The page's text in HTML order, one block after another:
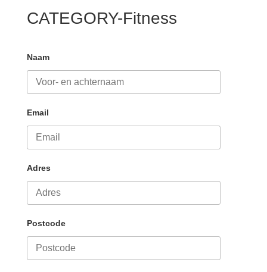
CATEGORY-Fitness
Naam
Email
Adres
Postcode